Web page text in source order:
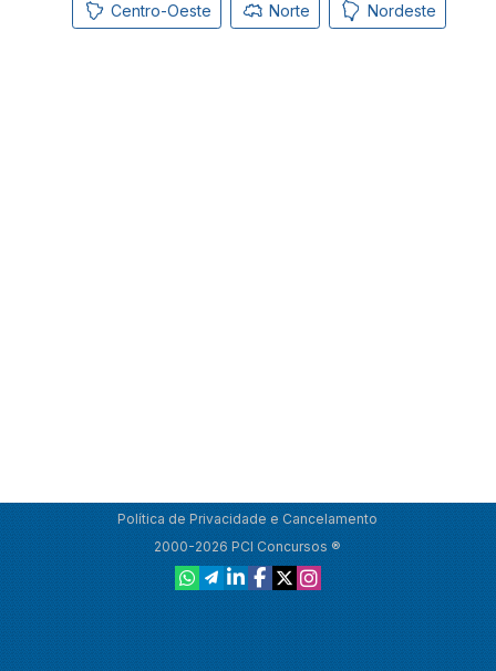
Centro-Oeste Norte Nordeste
Política de Privacidade e Cancelamento
2000-2026 PCI Concursos ®